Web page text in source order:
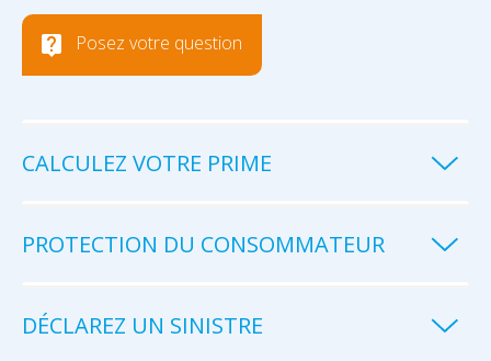
Posez votre question
CALCULEZ VOTRE PRIME
PROTECTION DU CONSOMMATEUR
DÉCLAREZ UN SINISTRE